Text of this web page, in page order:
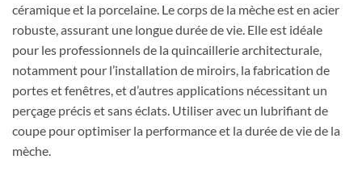
céramique et la porcelaine. Le corps de la mèche est en acier
robuste, assurant une longue durée de vie. Elle est idéale
pour les professionnels de la quincaillerie architecturale,
notamment pour l’installation de miroirs, la fabrication de
portes et fenêtres, et d’autres applications nécessitant un
perçage précis et sans éclats. Utiliser avec un lubrifiant de
coupe pour optimiser la performance et la durée de vie de la
mèche.